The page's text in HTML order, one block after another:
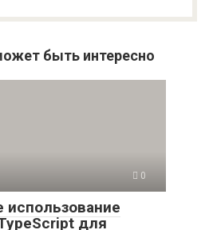
быть интересно
0
для